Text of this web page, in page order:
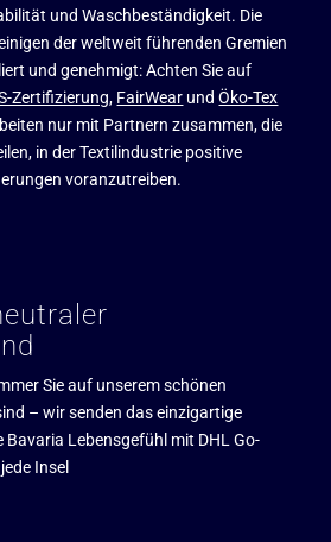
und Waschbeständigkeit. Die
der weltweit führenden Gremien
und genehmigt: Achten Sie auf
Zertifizierung, FairWear undÖko-Tex
nur mit Partnern zusammen, die
in der Textilindustrie positive
voranzutreiben.
Sie auf unserem schönen
– wir senden das einzigartige
Bavaria Lebensgefühl mit DHL Go-
Insel